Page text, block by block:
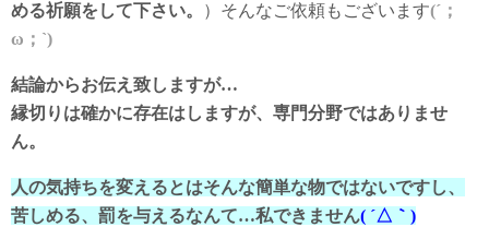
める祈願をして下さい。
）そんなご依頼もございます(´；
ω；`)
結論からお伝え致しますが…
縁切りは確かに存在はしますが、専門分野ではありませ
ん。
人の気持ちを変えるとはそんな簡単な物ではないですし、
苦しめる、罰を与えるなんて…私できません( ´△｀)